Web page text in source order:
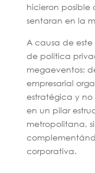
hicieron posible
sentaran en la
A causa de
de política
megaeventos:
empresarial
estratégica y
en un pilar
metropolitana,
corporativa.